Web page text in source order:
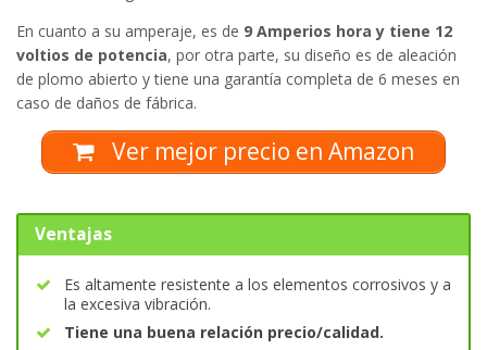
En cuanto a su amperaje, es de 9 Amperios hora y tiene 12
voltios de potencia, por otra parte, su diseño es de aleación
de plomo abierto y tiene una garantía completa de 6 meses en
caso de daños de fábrica.
Ver mejor precio en Amazon
Ventajas
Es altamente resistente a los elementos corrosivos y a
la excesiva vibración.
Tiene una buena relación precio/calidad.